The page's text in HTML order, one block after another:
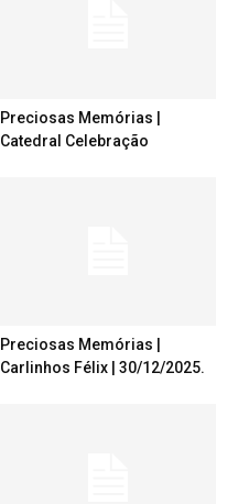
Preciosas Memórias |
Catedral Celebração
Preciosas Memórias |
Carlinhos Félix | 30/12/2025.